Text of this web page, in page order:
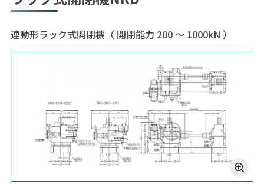
連動形ラック式開閉機（ 開閉能力 200 ～ 1000kN ）